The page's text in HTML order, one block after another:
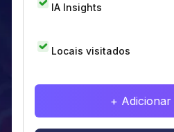
IA Insights
Locais visitados
+